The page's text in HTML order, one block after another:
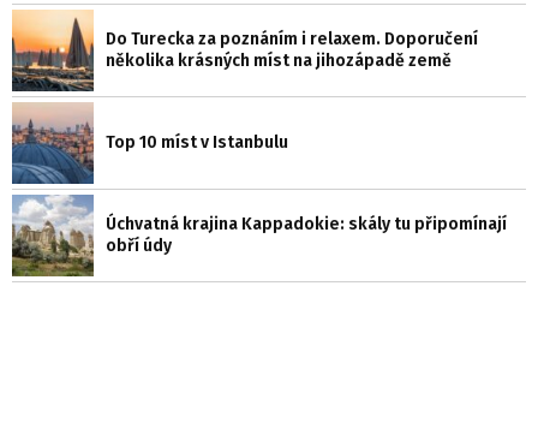
Do Turecka za poznáním i relaxem. Doporučení
několika krásných míst na jihozápadě země
Top 10 míst v Istanbulu
Úchvatná krajina Kappadokie: skály tu připomínají
obří údy